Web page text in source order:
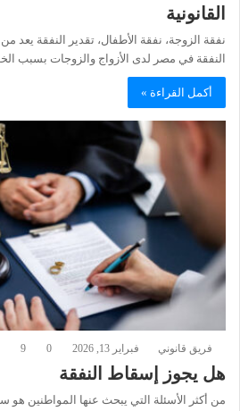
القانونية
نفقة الزوجة، نفقة الأطفال، تقدير النفقة يعد
النفقة في مصر لدى الأزواج والزوجات بسبب
أكمل القراءة »
فريق قانوني فبراير 13, 2026 0
9
هل يجوز إسقاط النفقة
من أكثر الأسئلة التي يبحث عنها المواطنين